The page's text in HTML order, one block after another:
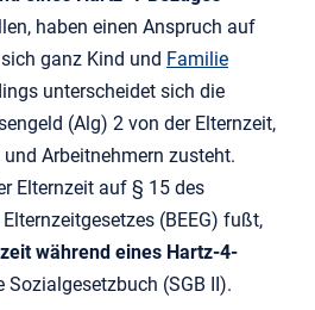
haben einen Anspruch auf
ganz Kind und Familie
unterscheidet sich die
(Alg) 2 von der Elternzeit,
Arbeitnehmern zusteht.
Elternzeit auf § 15 des
(BEEG) fußt,
während eines Hartz-4-
Sozialgesetzbuch (SGB II).